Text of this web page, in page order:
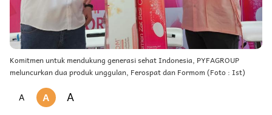
Komitmen untuk mendukung generasi sehat Indonesia, PYFAGROUP
meluncurkan dua produk unggulan, Ferospat dan Formom (Foto : Ist)
A A A